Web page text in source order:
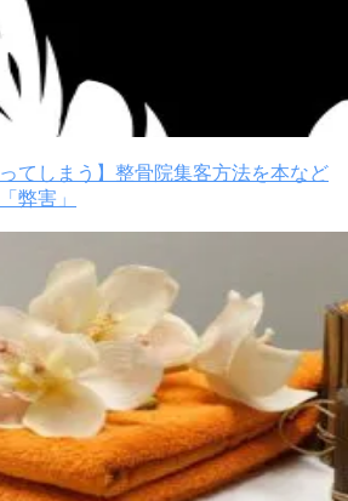
てしまう】整骨院集客方法を本など
弊害」